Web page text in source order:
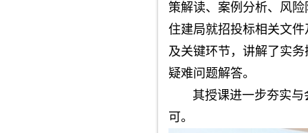
策解读、案例分析、风
住建局就招投标相关文
及关键环节，讲解了实
疑难问题解答。
其授课进一步夯实与
可。